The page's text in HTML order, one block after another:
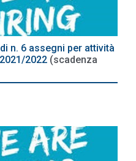
n. 6 assegni per attività
2022 (scadenza